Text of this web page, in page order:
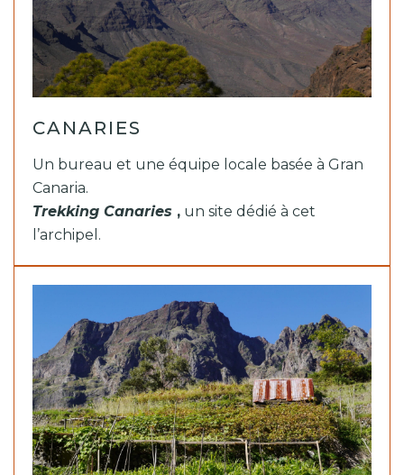
CANARIES
Un bureau et une équipe locale basée à Gran
Canaria.
Trekking Canaries , un site dédié à cet
l’archipel.